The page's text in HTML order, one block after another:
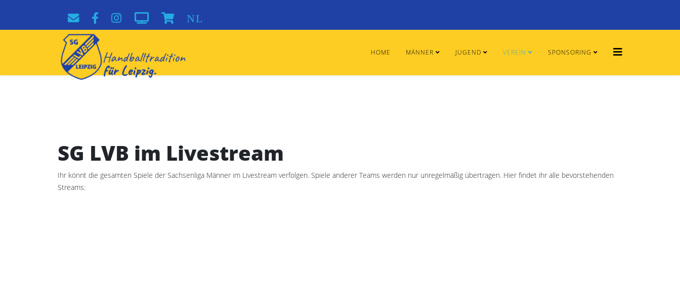
NL
HOME MÄNNER JUGEND VEREIN SPONSORING
SG LVB im Livestream
Ihr könnt die gesamten Spiele der Sachsenliga Männer im Livestream verfolgen. Spiele anderer Teams werden nur unregelmäßig übertragen. Hier findet ihr alle bevorstehenden
Streams: